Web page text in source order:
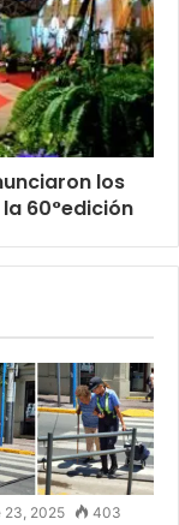
los
60°edición
23, 2025 403